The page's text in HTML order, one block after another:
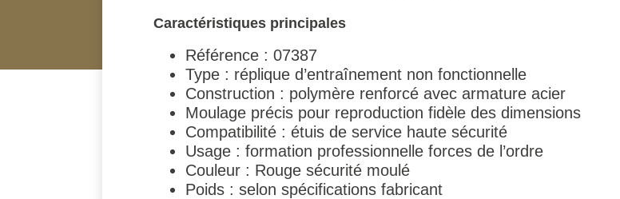
Caractéristiques principales
Référence : 07387
Type : réplique d’entraînement non fonctionnelle
Construction : polymère renforcé avec armature acier
Moulage précis pour reproduction fidèle des dimensions
Compatibilité : étuis de service haute sécurité
Usage : formation professionnelle forces de l’ordre
Couleur : Rouge sécurité moulé
Poids : selon spécifications fabricant